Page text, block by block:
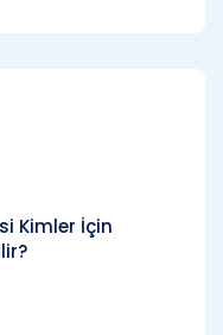
Kimler İçin